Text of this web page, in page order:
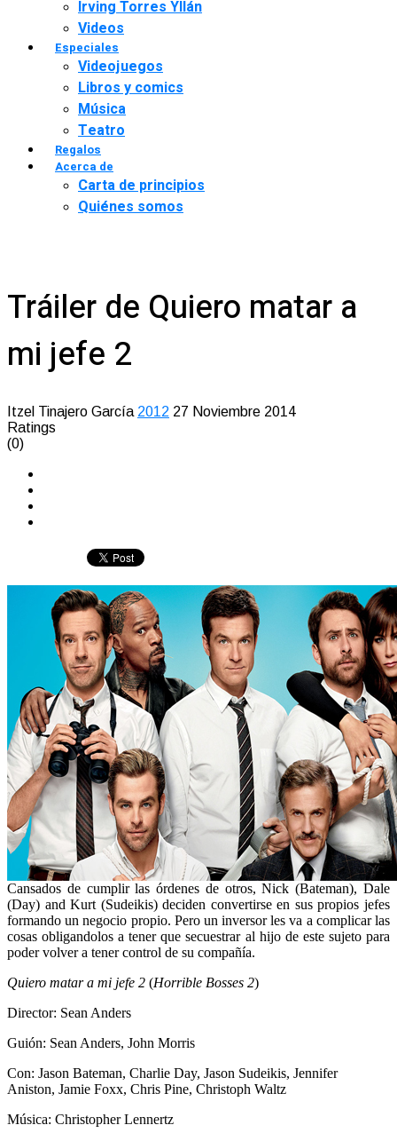
Irving Torres Yllán
Videos
Especiales
Videojuegos
Libros y comics
Música
Teatro
Regalos
Acerca de
Carta de principios
Quiénes somos
Tráiler de Quiero matar a
mi jefe 2
Itzel Tinajero García 2012 27 Noviembre 2014
Ratings
(0)
Cansados de cumplir las órdenes de otros, Nick (Bateman), Dale
(Day) and Kurt (Sudeikis) deciden convertirse en sus propios jefes
formando un negocio propio. Pero un inversor les va a complicar las
cosas obligandolos a tener que secuestrar al hijo de este sujeto para
poder volver a tener control de su compañía.
Quiero matar a mi jefe 2 (Horrible Bosses 2)
Director: Sean Anders
Guión: Sean Anders, John Morris
Con: Jason Bateman, Charlie Day, Jason Sudeikis, Jennifer
Aniston, Jamie Foxx, Chris Pine, Christoph Waltz
Música: Christopher Lennertz